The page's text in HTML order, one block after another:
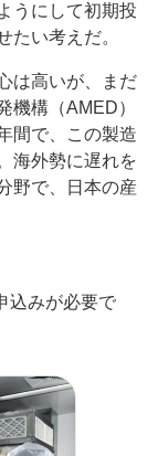
うにして初期投
たい考えだ。
は高いが、まだ
機構（AMED）
間で、この製造
海外勢に遅れを
野で、日本の産
込みが必要で